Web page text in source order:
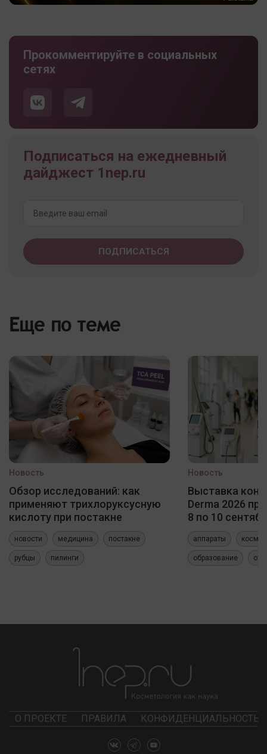
Прокомментируйте в социальных
сетях
Подписаться на ежедневный
дайджест 1nep.ru
Еще по теме
Новость
Обзор исследований: как
применяют трихлоруксусную
кислоту при постакне
новости медицина постакне
рубцы пилинги
Новость
Выставка
Derma 2026
8 по 10
аппараты
образование
О ПРОЕКТЕ ПРАВИЛА КОНФИДЕНЦИАЛЬНОСТЬ